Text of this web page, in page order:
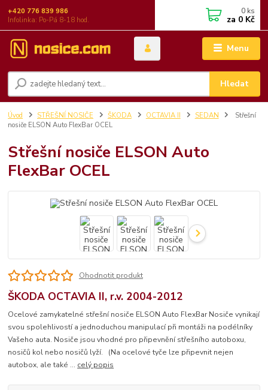
Menu
Hledat
+420 776 839 986
Infolinka: Po-Pá 8-18 hod.
0 ks
za 0 Kč
Úvod STŘEŠNÍ NOSIČE ŠKODA OCTAVIA II SEDAN
Střešní
nosiče ELSON Auto FlexBar OCEL
Střešní nosiče ELSON Auto
FlexBar OCEL
Ohodnotit produkt
ŠKODA OCTAVIA II, r.v. 2004-2012
Ocelové zamykatelné střešní nosiče ELSON Auto FlexBar Nosiče vynikají
svou spolehlivostí a jednoduchou manipulací při montáži na podélníky
Vašeho auta. Nosiče jsou vhodné pro připevnění střešního autoboxu,
nosičů kol nebo nosičů lyží. (Na ocelové tyče lze připevnit nejen
autobox, ale také ... celý popis